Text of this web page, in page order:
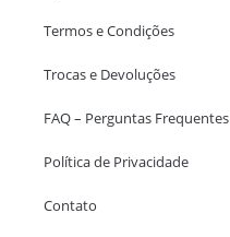
Termos e Condições
Trocas e Devoluções
FAQ – Perguntas Frequentes
Política de Privacidade
Contato